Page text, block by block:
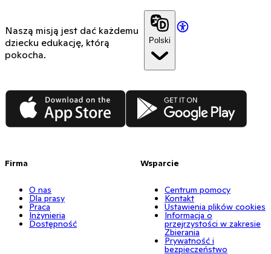
Naszą misją jest dać każdemu
dziecku edukację, którą
pokocha.
Polski
App Store Google Play
Firma
O nas
Dla prasy
Praca
Inżynieria
Dostępność
Wsparcie
Centrum pomocy
Kontakt
Ustawienia plików cookies
Informacja o
przejrzystości w zakresie
Zbierania
Prywatność i
bezpieczeństwo